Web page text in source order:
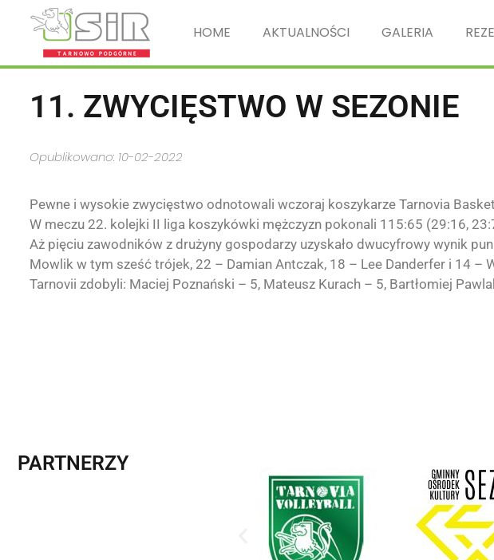
HOME AKTUALNOŚCI GALERIA
11. ZWYCIĘSTWO W SEZONIE
Opublikowano: 10-02-2022
Pewne i wysokie zwycięstwo odnotowali wczoraj koszykarze Tarnovia
W meczu 22. kolejki II l iga koszykówki mężczyzn pokonali 115:65 (29:16,
Aż pięciu zawodników z drużyny gospodarzy uzyskało dwucyfrowy wynik
Mowlik w tym sześć trójek, 22 – Damian Antczak, 18 – Lee Danderfer i 14 –
Tarnovii zdobyli: Maciej Poznański – 5, Mateusz Kurach – 5, Bartłomiej
PARTNERZY